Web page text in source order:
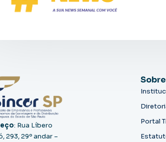
: Rua Líbero
293, 29º andar –
Portal